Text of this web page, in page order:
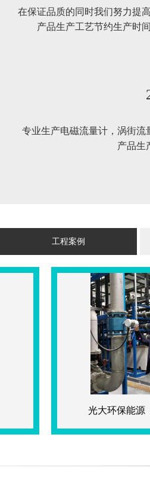
在保证品质的同时我们努力提高
产品生产工艺节约生产时间
专业生产电磁流量计，涡街流
产品生
工程案例
光大环保能源（